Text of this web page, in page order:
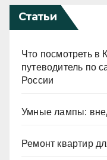
Статьи
Что посмотреть в
путеводитель по
России
Умные лампы:
Ремонт квартир